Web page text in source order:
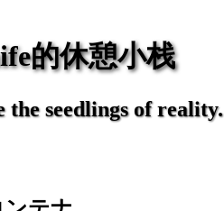
的休憩小栈
the seedlings of reality.